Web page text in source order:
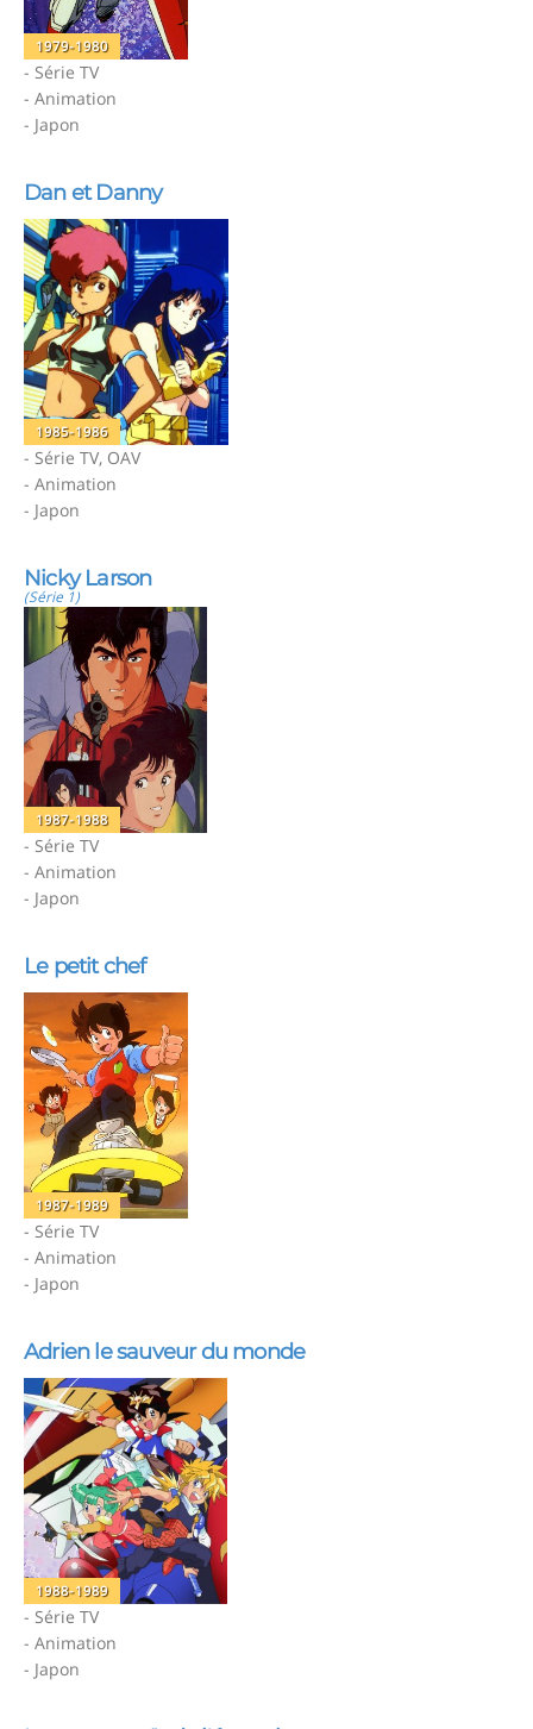
1979-1980
- Série TV
- Animation
- Japon
Dan et Danny
1985-1986
- Série TV, OAV
- Animation
- Japon
Nicky Larson
(Série 1)
1987-1988
- Série TV
- Animation
- Japon
Le petit chef
1987-1989
- Série TV
- Animation
- Japon
Adrien le sauveur du monde
1988-1989
- Série TV
- Animation
- Japon